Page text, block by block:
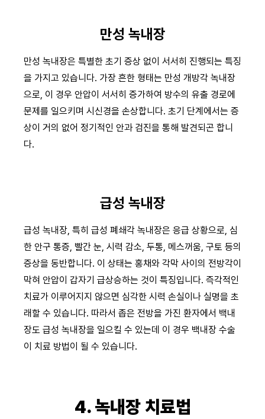
만성 녹내장
만성 녹내장은 특별한 초기 증상 없이 서서히 진행되는 특징
을 가지고 있습니다. 가장 흔한 형태는 만성 개방각 녹내장
으로, 이 경우 안압이 서서히 증가하여 방수의 유출 경로에
문제를 일으키며 시신경을 손상합니다. 초기 단계에서는 증
상이 거의 없어 정기적인 안과 검진을 통해 발견되곤 합니
다.
급성 녹내장
급성 녹내장, 특히 급성 폐쇄각 녹내장은 응급 상황으로, 심
한 안구 통증, 빨간 눈, 시력 감소, 두통, 메스꺼움, 구토 등의
증상을 동반합니다. 이 상태는 홍채와 각막 사이의 전방각이
막혀 안압이 갑자기 급상승하는 것이 특징입니다. 즉각적인
치료가 이루어지지 않으면 심각한 시력 손실이나 실명을 초
래할 수 있습니다. 따라서 좁은 전방을 가진 환자에서 백내
장도 급성 녹내장을 일으킬 수 있는데 이 경우 백내장 수술
이 치료 방법이 될 수 있습니다.
4. 녹내장 치료법